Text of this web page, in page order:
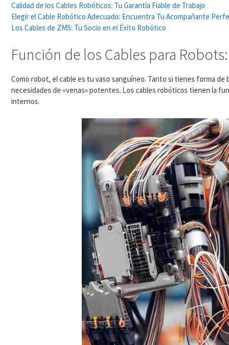
Calidad de los Cables Robóticos: Tu Garantía Fiable de Trabajo
Elegir el Cable Robótico Adecuado: Encuentra Tu Acompañante
Los Cables de ZMS: Tu Socio en el Éxito Robótico
Función de los Cables para
Como robot, el cable es tu vaso sanguíneo. Tanto si tienes forma
necesidades de «venas» potentes. Los cables robóticos tienen la
internos.